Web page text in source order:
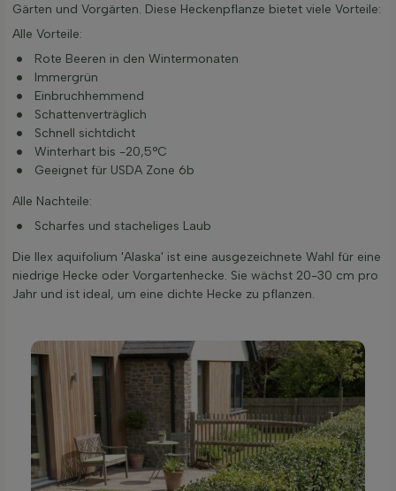
Gärten und Vorgärten. Diese Heckenpflanze bietet viele Vorteile:
Alle Vorteile:
Rote Beeren in den Wintermonaten
Immergrün
Einbruchhemmend
Schattenverträglich
Schnell sichtdicht
Winterhart bis -20,5°C
Geeignet für USDA Zone 6b
Alle Nachteile:
Scharfes und stacheliges Laub
Die Ilex aquifolium 'Alaska' ist eine ausgezeichnete Wahl für eine
niedrige Hecke oder Vorgartenhecke. Sie wächst 20-30 cm pro
Jahr und ist ideal, um eine dichte Hecke zu pflanzen.